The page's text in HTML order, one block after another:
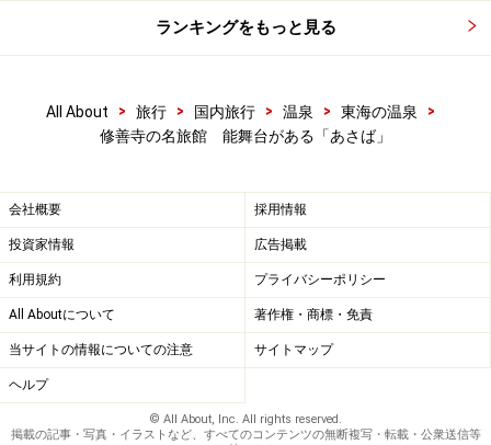
ランキングをもっと見る
All About > 旅行 > 国内旅行 > 温泉 > 東海の温泉
>
修善寺の名旅館 能舞台がある「あさば」
会社概要 採用情報
投資家情報 広告掲載
利用規約 プライバシーポリシー
All Aboutについて 著作権・商標・免責
当サイトの情報についての注意 サイトマップ
ヘルプ
© All About, Inc. All rights reserved.
掲載の記事・写真・イラストなど、すべてのコンテンツの無断複写・転載・公衆送信等